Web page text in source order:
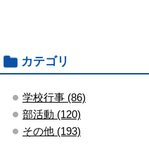
カテゴリ
学校行事 (86)
部活動 (120)
その他 (193)